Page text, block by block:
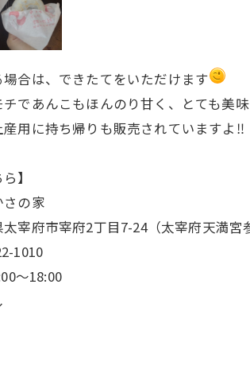
合は、できたてをいただけます
であんこもほんのり甘く、とても美味
用に持ち帰りも販売されていますよ‼
】
の家
宰府市宰府2丁目7-24（太宰府天満宮
1010
～18:00